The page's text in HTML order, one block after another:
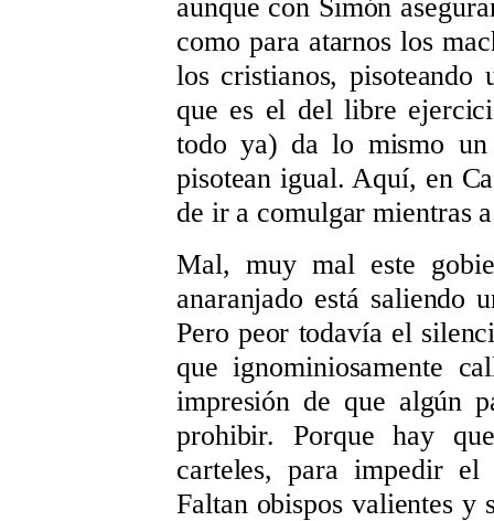
aunque con Simón
como para atarnos los
los cristianos, pisoteando
que es el del libre
todo ya) da lo mismo un
pisotean igual. Aquí, en
de ir a comulgar mientras
Mal, muy mal este
anaranjado está saliendo
Pero peor todavía el
que ignominiosamente
impresión de que algún
prohibir. Porque hay
carteles, para impedir
Faltan obispos valientes y